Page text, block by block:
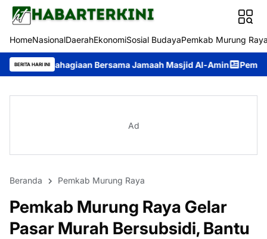
HomeNasionalDaerahEkonomiSosial BudayaPemkab Murung
BERITA HARI INI
Bersama Jamaah Masjid Al-Amin Pemkab Murung Raya
Ad
Beranda Pemkab Murung Raya
Pemkab Murung Raya Gelar
Pasar Murah Bersubsidi, Bantu